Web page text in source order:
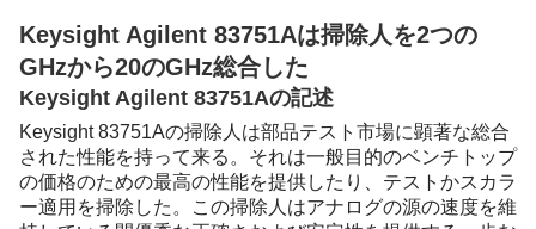
Keysight Agilent 83751Aは掃除人を2つの
GHzから20のGHz総合した
Keysight Agilent 83751Aの記述
Keysight 83751Aの掃除人は部品テスト市場に顕著な総合
された性能を持って来る。それは一般目的のベンチトップ
の価格のための最高の性能を提供したり、テストかスカラ
ー適用を掃除した。この掃除人はアナログの源の速度を維